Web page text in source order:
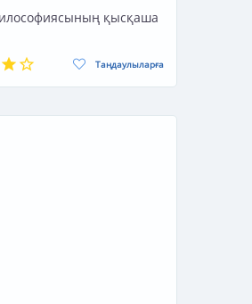
қысқаша
Таңдаулыларға